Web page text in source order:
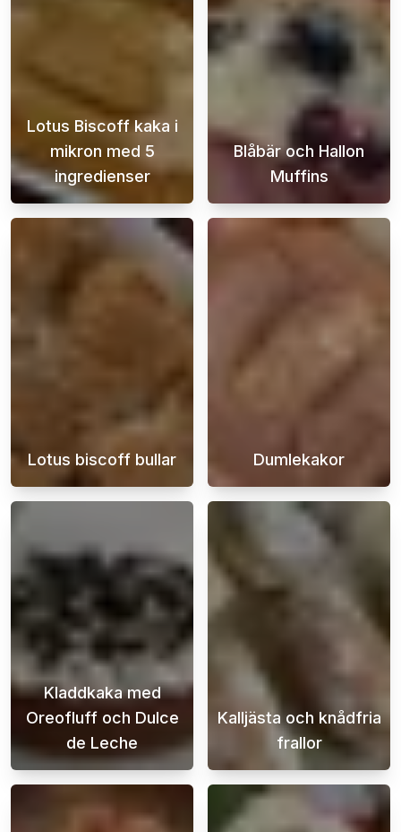
Lotus Biscoff kaka i
mikron med 5
ingredienser
När sötsuget slår till och tiden är knapp,
Blåbär och Hallon
Muffins
Dessa
Lotus biscoff bullar
Upptäck hur du enkelt kan baka
Dumlekakor
Njut av den
Kladdkaka med
Oreofluff och Dulce
de Leche
Den här kladdkakan med Oreofluff och
Kalljästa och knådfria
frallor
Njut av